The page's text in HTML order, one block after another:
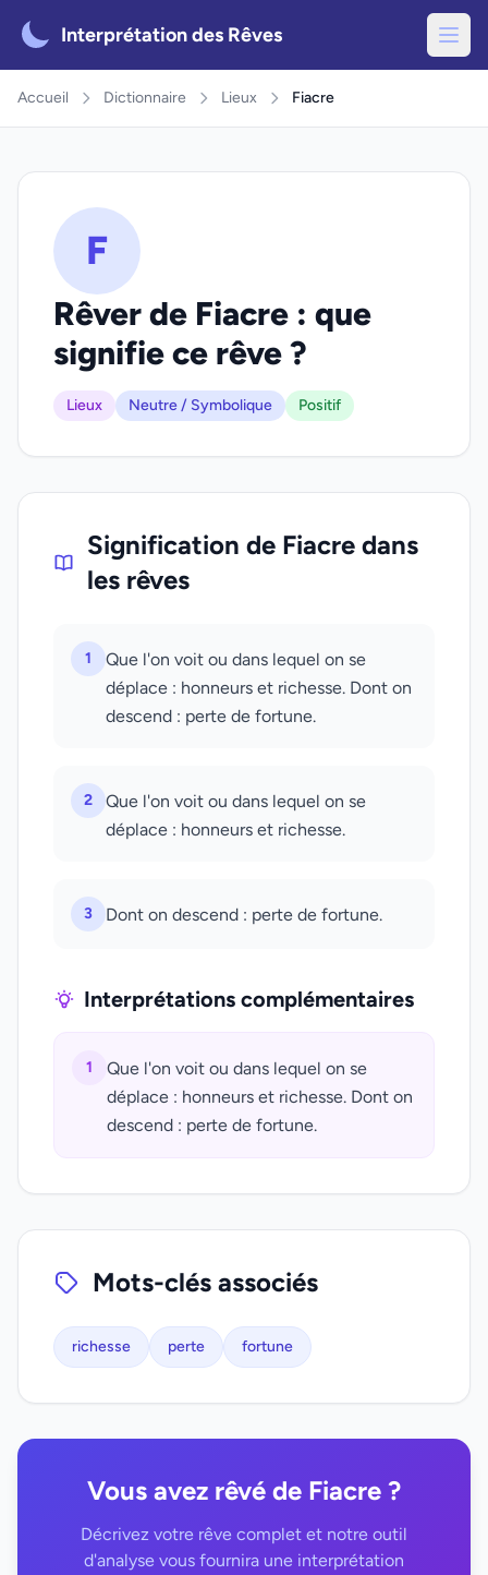
Interprétation des Rêves
Accueil Dictionnaire Lieux Fiacre
F
Rêver de Fiacre : que
signifie ce rêve ?
Lieux Neutre / Symbolique Positif
Signification de Fiacre dans
les rêves
1
Que l'on voit ou dans lequel on se
déplace : honneurs et richesse. Dont on
descend : perte de fortune.
2
Que l'on voit ou dans lequel on se
déplace : honneurs et richesse.
3 Dont on descend : perte de fortune.
Interprétations complémentaires
1
Que l'on voit ou dans lequel on se
déplace : honneurs et richesse. Dont on
descend : perte de fortune.
Mots-clés associés
richesse perte fortune
Vous avez rêvé de Fiacre ?
Décrivez votre rêve complet et notre outil
d'analyse vous fournira une interprétation